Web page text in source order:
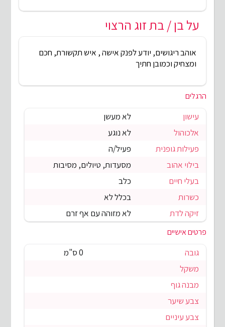
על בן / בת זוג הרצוי
אוהב ריגושים, יודע לפנק אישה , איש תקשורת, חכם
ומצחיק וכמובן חתיך
הרגלים
עישון
לא מעשן
אלכוהול
לא נוגע
פעילות גופנית
פעיל/ה
בילוי אהוב
מסעדות, טיולים, מסיבות
בעלי חיים
כלב
כשרות
בכלל לא
זיקה לדת
לא מזוהה עם אף זרם
פרטים אישיים
גובה
0 ס"מ
משקל
מבנה גוף
צבע שיער
צבע עיניים